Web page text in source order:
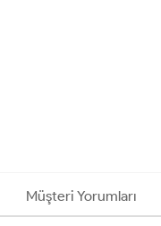
Müşteri Yorumları